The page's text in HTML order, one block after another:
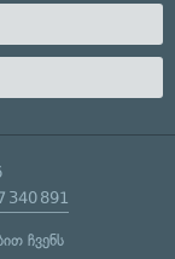
340 891
ჩვენს